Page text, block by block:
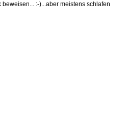
:-)...aber meistens schlafen